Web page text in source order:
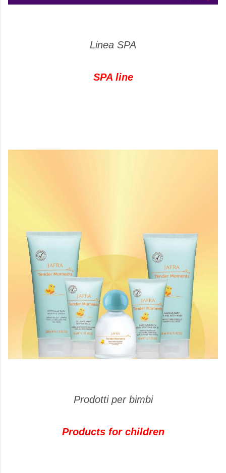
Linea SPA
SPA line
Prodotti per bimbi
Products for children